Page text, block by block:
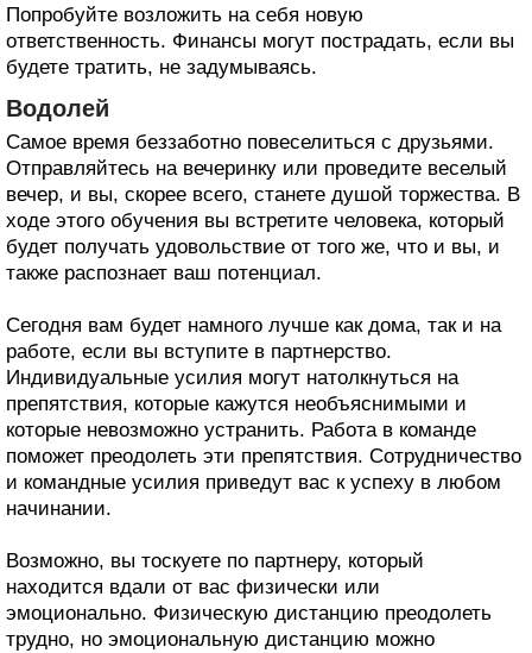
Попробуйте возложить на себя новую
ответственность. Финансы могут пострадать, если вы
будете тратить, не задумываясь.
Водолей
Самое время беззаботно повеселиться с друзьями.
Отправляйтесь на вечеринку или проведите веселый
вечер, и вы, скорее всего, станете душой торжества. В
ходе этого обучения вы встретите человека, который
будет получать удовольствие от того же, что и вы, и
также распознает ваш потенциал.
Сегодня вам будет намного лучше как дома, так и на
работе, если вы вступите в партнерство.
Индивидуальные усилия могут натолкнуться на
препятствия, которые кажутся необъяснимыми и
которые невозможно устранить. Работа в команде
поможет преодолеть эти препятствия. Сотрудничество
и командные усилия приведут вас к успеху в любом
начинании.
Возможно, вы тоскуете по партнеру, который
находится вдали от вас физически или
эмоционально. Физическую дистанцию преодолеть
трудно, но эмоциональную дистанцию можно